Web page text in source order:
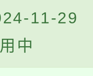
11-29
中